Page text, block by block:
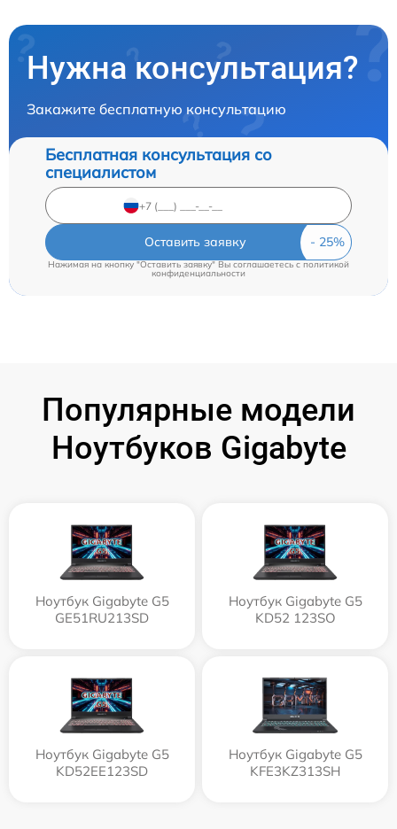
Нужна консультация?
Закажите бесплатную консультацию
Бесплатная консультация со
специалистом
Оставить заявку
Нажимая на кнопку "Оставить заявку" Вы соглашаетесь cполитикой
конфиденциальности
Популярные модели
Ноутбуков Gigabyte
Ноутбук Gigabyte G5
GE51RU213SD
Ноутбук Gigabyte G5
KD52 123SO
Ноутбук Gigabyte G5
KD52EE123SD
Ноутбук Gigabyte G5
KFE3KZ313SH